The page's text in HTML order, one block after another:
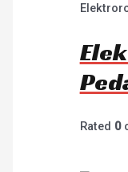
Rated 0